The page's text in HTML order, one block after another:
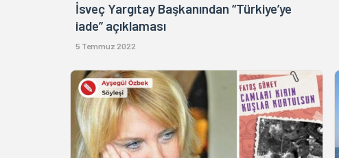
İsveç Yargıtay Başkanından “Türkiye’ye
iade” açıklaması
5 Temmuz 2022